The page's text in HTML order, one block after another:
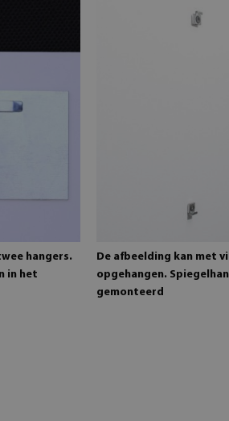
hangers.
in het
De afbeelding kan met
opgehangen.
gemonteerd